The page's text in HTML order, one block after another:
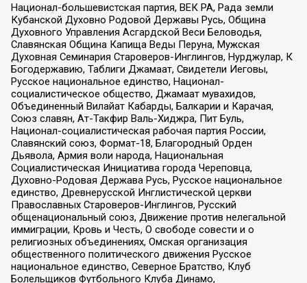
Национал-большевистская партия, ВЕК РА, Рада земли
Кубанской Духовно Родовой Державы Русь, Община
Духовного Управления Асгардской Веси Беловодья,
Славянская Община Капища Веды Перуна, Мужская
Духовная Семинария Староверов-Инглингов, Нурджулар, К
Богодержавию, Таблиги Джамаат, Свидетели Иеговы,
Русское национальное единство, Национал-
социалистическое общество, Джамаат мувахидов,
Объединенный Вилайат Кабарды, Балкарии и Карачая,
Союз славян, Ат-Такфир Валь-Хиджра, Пит Буль,
Национал-социалистическая рабочая партия России,
Славянский союз, Формат-18, Благородный Орден
Дьявола, Армия воли народа, Национальная
Социалистическая Инициатива города Череповца,
Духовно-Родовая Держава Русь, Русское национальное
единство, Древнерусской Инглистической церкви
Православных Староверов-Инглингов, Русский
общенациональный союз, Движение против нелегальной
иммиграции, Кровь и Честь, О свободе совести и о
религиозных объединениях, Омская организация
общественного политического движения Русское
национальное единство, Северное Братство, Клуб
Болельщиков Футбольного Клуба Динамо,